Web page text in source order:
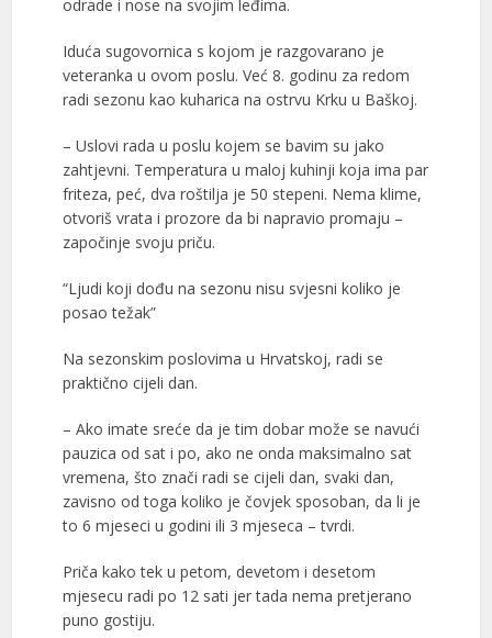
odrade i nose na svojim leđima.
Iduća sugovornica s kojom je razgovarano je
veteranka u ovom poslu. Već 8. godinu za redom
radi sezonu kao kuharica na ostrvu Krku u Baškoj.
– Uslovi rada u poslu kojem se bavim su jako
zahtjevni. Temperatura u maloj kuhinji koja ima par
friteza, peć, dva roštilja je 50 stepeni. Nema klime,
otvoriš vrata i prozore da bi napravio promaju –
započinje svoju priču.
“Ljudi koji dođu na sezonu nisu svjesni koliko je
posao težak”
Na sezonskim poslovima u Hrvatskoj, radi se
praktično cijeli dan.
– Ako imate sreće da je tim dobar može se navući
pauzica od sat i po, ako ne onda maksimalno sat
vremena, što znači radi se cijeli dan, svaki dan,
zavisno od toga koliko je čovjek sposoban, da li je
to 6 mjeseci u godini ili 3 mjeseca – tvrdi.
Priča kako tek u petom, devetom i desetom
mjesecu radi po 12 sati jer tada nema pretjerano
puno gostiju.